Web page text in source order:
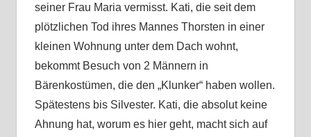
seiner Frau Maria vermisst. Kati, die seit dem
plötzlichen Tod ihres Mannes Thorsten in einer
kleinen Wohnung unter dem Dach wohnt,
bekommt Besuch von 2 Männern in
Bärenkostümen, die den „Klunker“ haben wollen.
Spätestens bis Silvester. Kati, die absolut keine
Ahnung hat, worum es hier geht, macht sich auf